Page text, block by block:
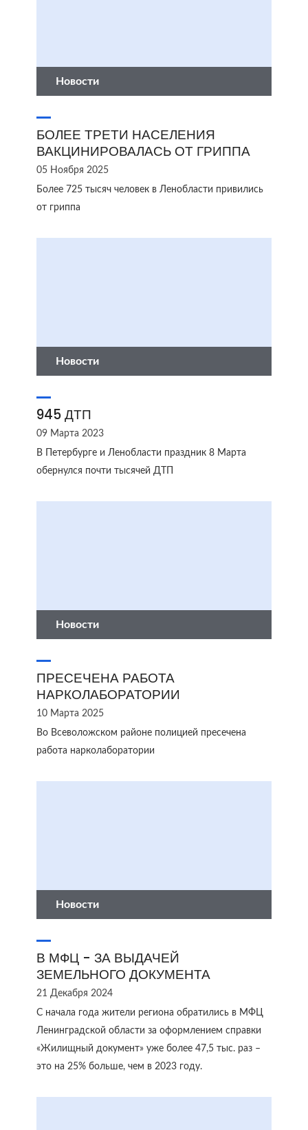
Новости
БОЛЕЕ ТРЕТИ НАСЕЛЕНИЯ
ВАКЦИНИРОВАЛАСЬ ОТ ГРИППА
05 Ноября 2025
Более 725 тысяч человек в Ленобласти привились
от гриппа
Новости
945 ДТП
09 Марта 2023
В Петербурге и Ленобласти праздник 8 Марта
обернулся почти тысячей ДТП
Новости
ПРЕСЕЧЕНА РАБОТА
НАРКОЛАБОРАТОРИИ
10 Марта 2025
Во Всеволожском районе полицией пресечена
работа нарколаборатории
Новости
В МФЦ - ЗА ВЫДАЧЕЙ
ЗЕМЕЛЬНОГО ДОКУМЕНТА
21 Декабря 2024
С начала года жители региона обратились в МФЦ
Ленинградской области за оформлением справки
«Жилищный документ» уже более 47,5 тыс. раз –
это на 25% больше, чем в 2023 году.